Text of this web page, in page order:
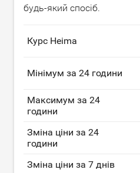
будь-який спосіб.
Курс Heima
Мінімум за 24 години
Максимум за 24
години
Зміна ціни за 24
години
Зміна ціни за 7 днів